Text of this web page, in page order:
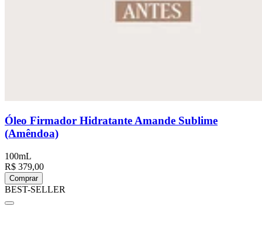
Óleo Firmador Hidratante Amande Sublime
(Amêndoa)
100mL
R$ 379,00
Comprar
BEST-SELLER